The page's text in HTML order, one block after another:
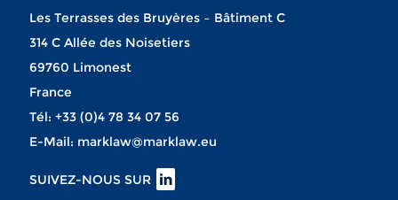
Les Terrasses des Bruyères – Bâtiment C
314 C Allée des Noisetiers
69760 Limonest
France
Tél: +33 (0)4 78 34 07 56
E-Mail: marklaw@marklaw.eu
SUIVEZ-NOUS SUR